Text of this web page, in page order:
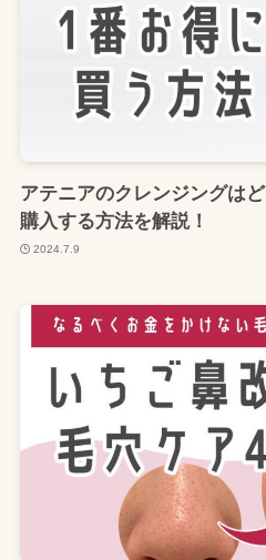
アテニアのクレンジングは
購入する方法を解説！
2024.7.9